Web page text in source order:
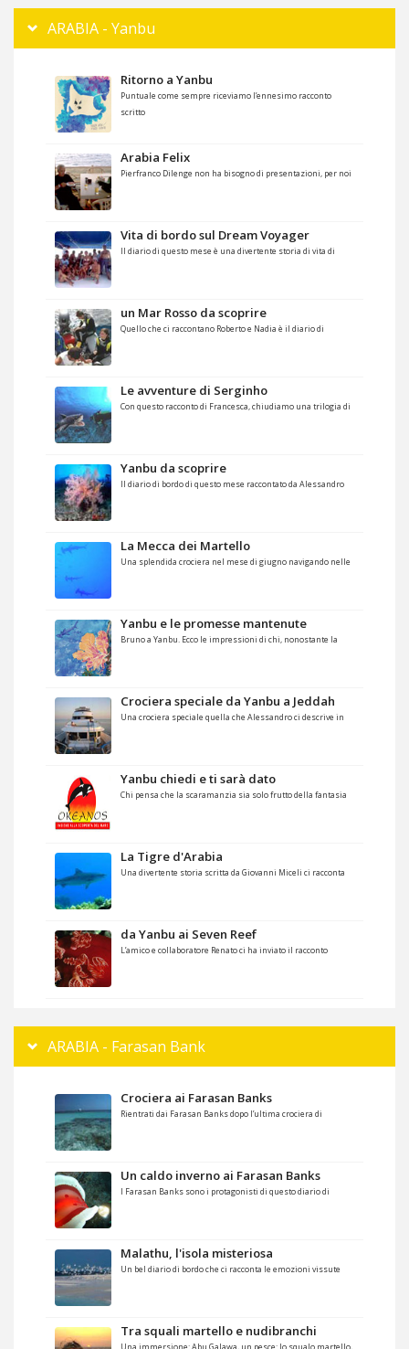
ARABIA - Yanbu
Ritorno a Yanbu
Puntuale come sempre riceviamo l’ennesimo racconto
scritto
Arabia Felix
Pierfranco Dilenge non ha bisogno di presentazioni, per noi
Vita di bordo sul Dream Voyager
Il diario di questo mese è una divertente storia di vita di
un Mar Rosso da scoprire
Quello che ci raccontano Roberto e Nadia è il diario di
Le avventure di Serginho
Con questo racconto di Francesca, chiudiamo una trilogia di
Yanbu da scoprire
Il diario di bordo di questo mese raccontato da Alessandro
La Mecca dei Martello
Una splendida crociera nel mese di giugno navigando nelle
Yanbu e le promesse mantenute
Bruno a Yanbu. Ecco le impressioni di chi, nonostante la
Crociera speciale da Yanbu a Jeddah
Una crociera speciale quella che Alessandro ci descrive in
Yanbu chiedi e ti sarà dato
Chi pensa che la scaramanzia sia solo frutto della fantasia
La Tigre d'Arabia
Una divertente storia scritta da Giovanni Miceli ci racconta
da Yanbu ai Seven Reef
L’amico e collaboratore Renato ci ha inviato il racconto
ARABIA - Farasan Bank
Crociera ai Farasan Banks
Rientrati dai Farasan Banks dopo l’ultima crociera di
Un caldo inverno ai Farasan Banks
I Farasan Banks sono i protagonisti di questo diario di
Malathu, l'isola misteriosa
Un bel diario di bordo che ci racconta le emozioni vissute
Tra squali martello e nudibranchi